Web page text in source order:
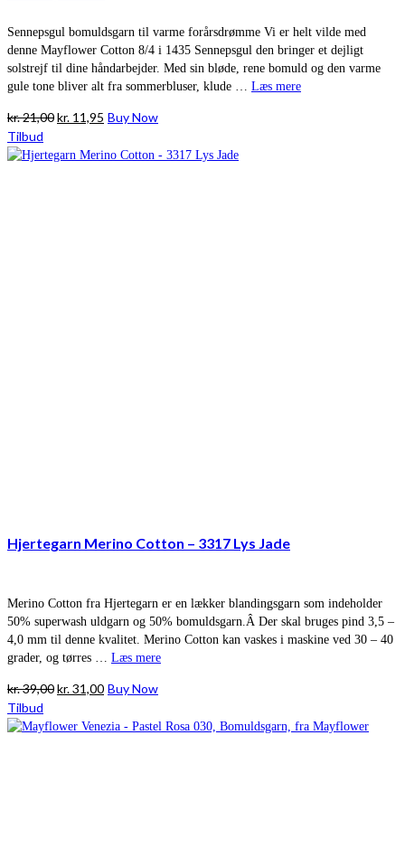
Sennepsgul bomuldsgarn til varme forårsdrømme Vi er helt vilde med
denne Mayflower Cotton 8/4 i 1435 Sennepsgul den bringer et dejligt
solstrejf til dine håndarbejder. Med sin bløde, rene bomuld og den varme
gule tone bliver alt fra sommerbluser, klude … Læs mere
kr.21,00Den
pris
kr. 11,95 Den
pris
Buy Now
Tilbud
Hjertegarn Merino Cotton – 3317 Lys Jade
Merino Cotton fra Hjertegarn er en lækker blandingsgarn som indeholder
50% superwash uldgarn og 50% bomuldsgarn.Â Der skal bruges pind 3,5 –
4,0 mm til denne kvalitet. Merino Cotton kan vaskes i maskine ved 30 – 40
grader, og tørres … Læs mere
kr.39,00Den
pris
kr.31,00Den
pris
Buy Now
Tilbud